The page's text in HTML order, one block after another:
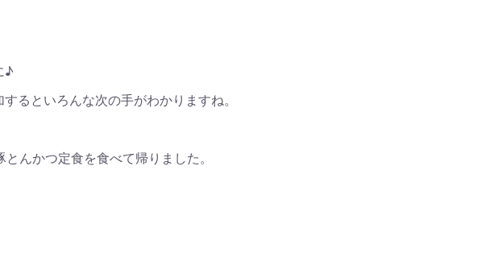
♪
るといろんな次の手がわかりますね。
んかつ定食を食べて帰りました。